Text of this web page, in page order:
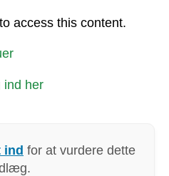
access this content.
ind her
ind for at vurdere dette